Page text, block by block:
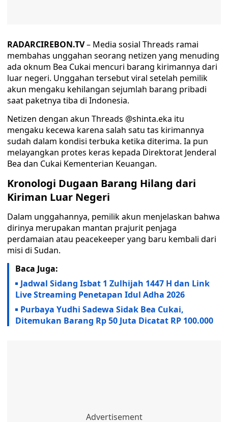
RADARCIREBON.TV– Media sosial Threads ramai
membahas unggahan seorang netizen yang menuding
ada oknum Bea Cukai mencuri barang kirimannya dari
luar negeri. Unggahan tersebut viral setelah pemilik
akun mengaku kehilangan sejumlah barang pribadi
saat paketnya tiba di Indonesia.
Netizen dengan akun Threads @shinta.eka itu
mengaku kecewa karena salah satu tas kirimannya
sudah dalam kondisi terbuka ketika diterima. Ia pun
melayangkan protes keras kepada Direktorat Jenderal
Bea dan Cukai Kementerian Keuangan.
Kronologi Dugaan Barang Hilang dari
Kiriman Luar Negeri
Dalam unggahannya, pemilik akun menjelaskan bahwa
dirinya merupakan mantan prajurit penjaga
perdamaian atau peacekeeper yang baru kembali dari
misi di Sudan.
Baca Juga:
Jadwal Sidang Isbat 1 Zulhijah 1447 H dan Link
Live Streaming Penetapan Idul Adha 2026
Purbaya Yudhi Sadewa Sidak Bea Cukai,
Ditemukan Barang Rp 50 Juta Dicatat RP 100.000